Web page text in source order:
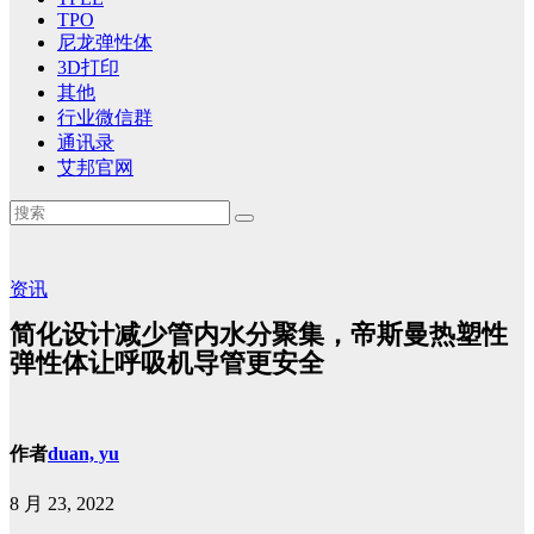
TPO
尼龙弹性体
3D打印
其他
行业微信群
通讯录
艾邦官网
资讯
简化设计减少管内水分聚集，帝斯曼热塑性
弹性体让呼吸机导管更安全
作者duan, yu
8 月 23, 2022